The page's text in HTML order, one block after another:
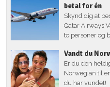
betal for én
Skynd dig at
Qatar Airways
to personer og
Vandt du
Er du den
Norwegian til
du har vundet!